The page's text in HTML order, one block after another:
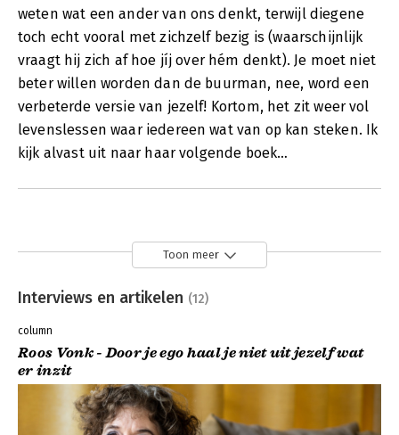
weten wat een ander van ons denkt, terwijl diegene
toch echt vooral met zichzelf bezig is (waarschijnlijk
vraagt hij zich af hoe jíj over hém denkt). Je moet niet
beter willen worden dan de buurman, nee, word een
verbeterde versie van jezelf! Kortom, het zit weer vol
levenslessen waar iedereen wat van op kan steken. Ik
kijk alvast uit naar haar volgende boek…
Toon meer
Interviews en artikelen (12)
column
Roos Vonk - Door je ego haal je niet uit jezelf wat
er inzit